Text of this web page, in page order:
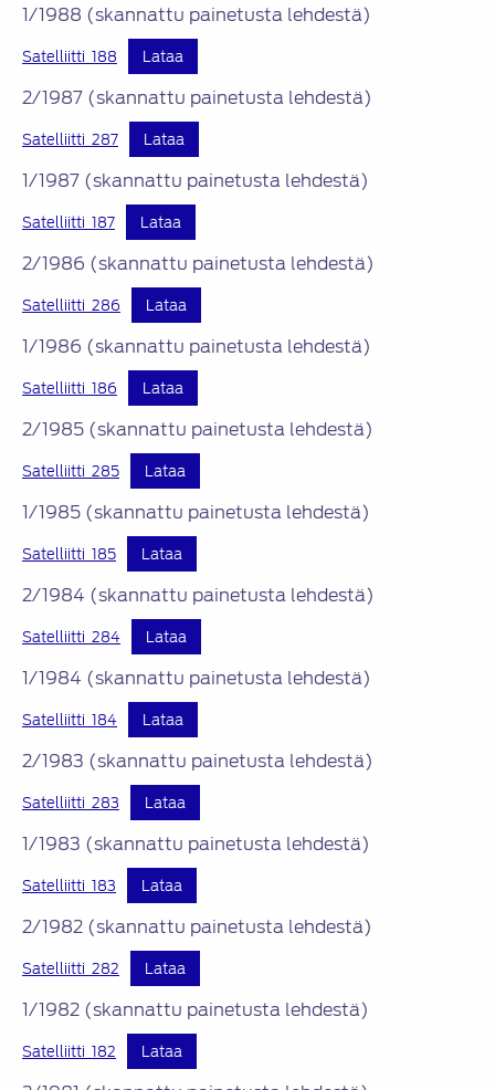
1/1988 (skannattu painetusta lehdestä)
Satelliitti_188 Lataa
2/1987 (skannattu painetusta lehdestä)
Satelliitti_287 Lataa
1/1987 (skannattu painetusta lehdestä)
Satelliitti_187 Lataa
2/1986 (skannattu painetusta lehdestä)
Satelliitti_286 Lataa
1/1986 (skannattu painetusta lehdestä)
Satelliitti_186 Lataa
2/1985 (skannattu painetusta lehdestä)
Satelliitti_285 Lataa
1/1985 (skannattu painetusta lehdestä)
Satelliitti_185 Lataa
2/1984 (skannattu painetusta lehdestä)
Satelliitti_284 Lataa
1/1984 (skannattu painetusta lehdestä)
Satelliitti_184 Lataa
2/1983 (skannattu painetusta lehdestä)
Satelliitti_283 Lataa
1/1983 (skannattu painetusta lehdestä)
Satelliitti_183 Lataa
2/1982 (skannattu painetusta lehdestä)
Satelliitti_282 Lataa
1/1982 (skannattu painetusta lehdestä)
Satelliitti_182 Lataa